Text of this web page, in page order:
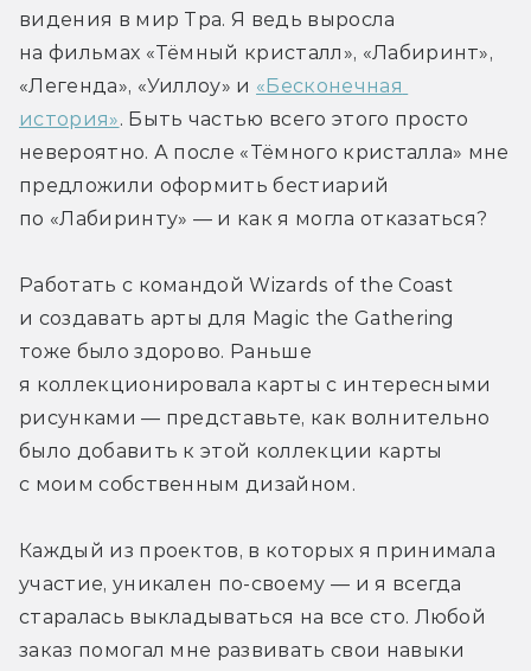
видения в мир Тра. Я ведь выросла
на фильмах «Тёмный кристалл», «Лабиринт»,
«Легенда», «Уиллоу» и «Бесконечная
история». Быть частью всего этого просто
невероятно. А после «Тёмного кристалла» мне
предложили оформить бестиарий
по «Лабиринту» — и как я могла отказаться?
Работать с командой Wizards of the Coast
и создавать арты для Magic the Gathering
тоже было здорово. Раньше
я коллекционировала карты с интересными
рисунками — представьте, как волнительно
было добавить к этой коллекции карты
с моим собственным дизайном.
Каждый из проектов, в которых я принимала
участие, уникален по-своему — и я всегда
старалась выкладываться на все сто. Любой
заказ помогал мне развивать свои навыки